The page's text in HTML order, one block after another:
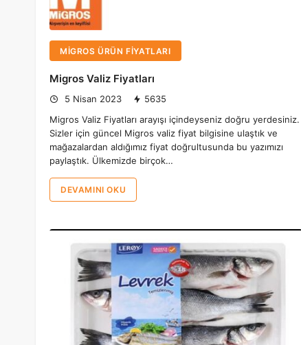
MIGROS ÜRÜN FIYATLARI
Migros Valiz Fiyatları
5 Nisan 2023
5635
Migros Valiz Fiyatları arayışı içindeyseniz doğru yerdesiniz.
Sizler için güncel Migros valiz fiyat bilgisine ulaştık ve
mağazalardan aldığımız fiyat doğrultusunda bu yazımızı
paylaştık. Ülkemizde birçok…
DEVAMINI OKU